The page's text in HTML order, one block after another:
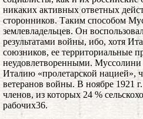
никаких активных ответных
сторонников. Таким способом
землевладельцев. Он
результатами войны, ибо, хотя
союзников, ее территориальные
неудовлетворенными. Муссолини
Италию «пролетарской нацией»,
ветеранов войны. В ноябре 1921
членов, из которых 24 %
рабочих36.